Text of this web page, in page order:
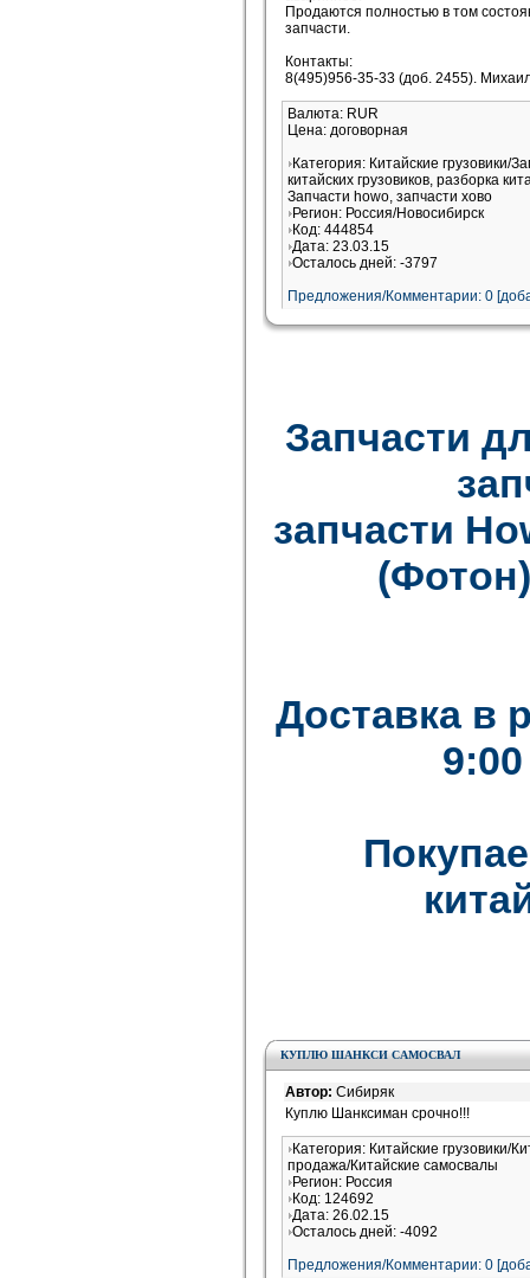
Продаются полностью в том
запчасти.
Контакты:
8(495)956-35-33 (доб. 2455).
Валюта: RUR
Цена: договорная
Категория: Китайские грузовики/
китайских грузовиков, разборка
Запчасти howo, запчасти хово
Регион: Россия/Новосибирск
Код: 444854
Дата: 23.03.15
Осталось дней: -3797
Предложения/Комментарии: 0
Запчасти
запчасти
Доставка в
КУПЛЮ ШАНКСИ САМОСВАЛ
Автор: Сибиряк
Куплю Шанксиман срочно!!!
Категория: Китайские грузовики/
продажа/Китайские самосвалы
Регион: Россия
Код: 124692
Дата: 26.02.15
Осталось дней: -4092
Предложения/Комментарии: 0